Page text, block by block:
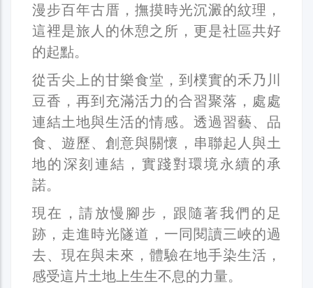
漫步百年古厝，撫摸時光沉澱的紋理，
這裡是旅人的休憩之所，更是社區共好
的起點。
從舌尖上的甘樂食堂，到樸實的禾乃川
豆香，再到充滿活力的合習聚落，處處
連結土地與生活的情感。透過習藝、品
食、遊歷、創意與關懷，串聯起人與土
地的深刻連結，實踐對環境永續的承
諾。
現在，請放慢腳步，跟隨著我們的足
跡，走進時光隧道，一同閱讀三峽的過
去、現在與未來，體驗在地手染生活，
感受這片土地上生生不息的力量。